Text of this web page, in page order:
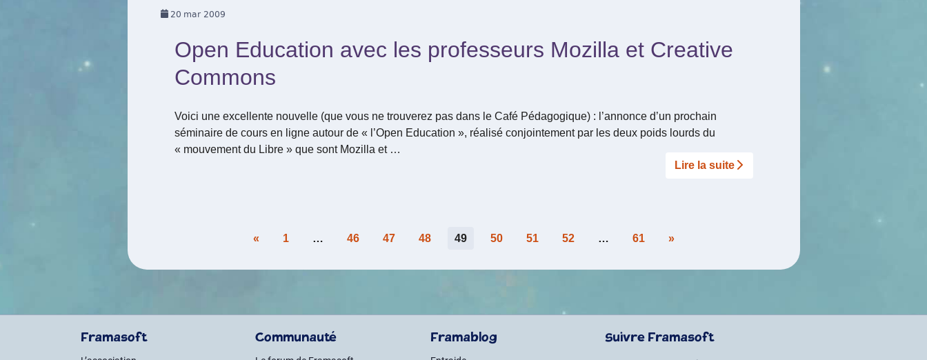
20 mar 2009
Open Education avec les professeurs Mozilla et Creative
Commons
Voici une excellente nouvelle (que vous ne trouverez pas dans le Café Pédagogique) : l’annonce d’un prochain
séminaire de cours en ligne autour de « l’Open Education », réalisé conjointement par les deux poids lourds du
« mouvement du Libre » que sont Mozilla et …
Lire la suite­­
des
« 1 … 46 47 48 49 50 51 52 … 61 »
Framasoft Communauté Framablog Suivre Framasoft